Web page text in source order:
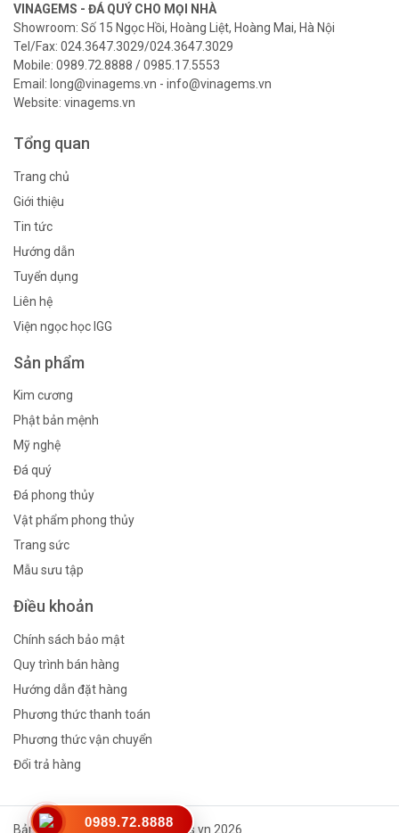
VINAGEMS - ĐÁ QUÝ CHO MỌI NHÀ
Showroom: Số 15 Ngọc Hồi, Hoàng Liệt, Hoàng Mai, Hà Nội
Tel/Fax: 024.3647.3029/024.3647.3029
Mobile: 0989.72.8888 / 0985.17.5553
Email: long@vinagems.vn - info@vinagems.vn
Website: vinagems.vn
Tổng quan
Trang chủ
Giới thiệu
Tin tức
Hướng dẫn
Tuyển dụng
Liên hệ
Viện ngọc học IGG
Sản phẩm
Kim cương
Phật bản mệnh
Mỹ nghệ
Đá quý
Đá phong thủy
Vật phẩm phong thủy
Trang sức
Mẫu sưu tập
Điều khoản
Chính sách bảo mật
Quy trình bán hàng
Hướng dẫn đặt hàng
Phương thức thanh toán
Phương thức vận chuyển
Đổi trả hàng
Bản quyền thuộc về © Vinagems.vn 2026
0989.72.8888